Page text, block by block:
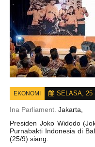
EKONOMI SELASA, 25
Ina Parliament. Jakarta,
Presiden Joko Widodo
Purnabakti Indonesia di
(25/9) siang.